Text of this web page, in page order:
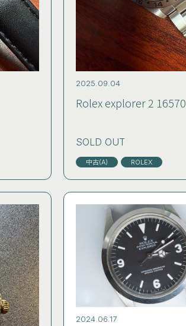
2025.09.04
Rolex explorer 2 16570
SOLD OUT
中古(A) ROLEX
2024.06.17